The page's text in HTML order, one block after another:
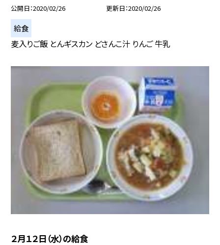
公開日 2020/02/26 更新日 2020/02/26
給食
麦入りご飯 とんギスカン どさんこ汁 りんご 牛乳
２月１２日（水）の給食